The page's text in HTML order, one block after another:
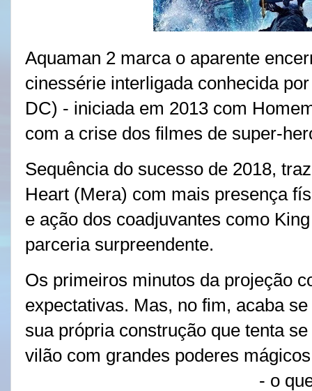
Aquaman 2 marca o aparente
cinessérie interligada conhecida
DC) - iniciada em 2013 com
com a crise dos filmes de super-
Sequência do sucesso de 2018,
Heart (Mera) com mais presença
e ação dos coadjuvantes como
parceria surpreendente.
Os primeiros minutos da projeção
expectativas. Mas, no fim, acaba
sua própria construção que tenta
vilão com grandes poderes
- o